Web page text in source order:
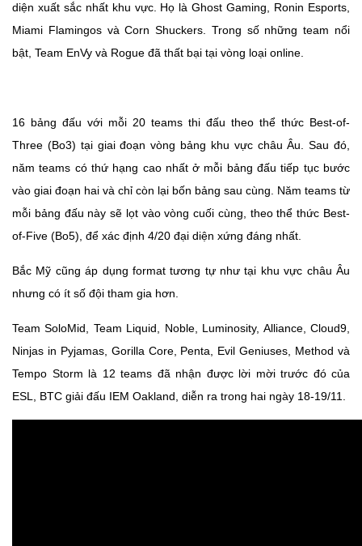
diện xuất sắc nhất khu vực. Họ là Ghost Gaming, Ronin Esports,
Miami Flamingos và Corn Shuckers. Trong số những team nổi
bật, Team EnVy và Rogue đã thất bại tại vòng loại online.
16 bảng đấu với mỗi 20 teams thi đấu theo thể thức Best-of-
Three (Bo3) tại giai đoạn vòng bảng khu vực châu Âu. Sau đó,
năm teams có thứ hạng cao nhất ở mỗi bảng đấu tiếp tục bước
vào giai đoạn hai và chỉ còn lại bốn bảng sau cùng. Năm teams từ
mỗi bảng đấu này sẽ lọt vào vòng cuối cùng, theo thể thức Best-
of-Five (Bo5), để xác định 4/20 đại diện xứng đáng nhất.
Bắc Mỹ cũng áp dụng format tương tự như tại khu vực châu Âu
nhưng có ít số đội tham gia hơn.
Team SoloMid, Team Liquid, Noble, Luminosity, Alliance, Cloud9,
Ninjas in Pyjamas, Gorilla Core, Penta, Evil Geniuses, Method và
Tempo Storm là 12 teams đã nhận được lời mời trước đó của
ESL, BTC giải đấu IEM Oakland, diễn ra trong hai ngày 18-19/11.